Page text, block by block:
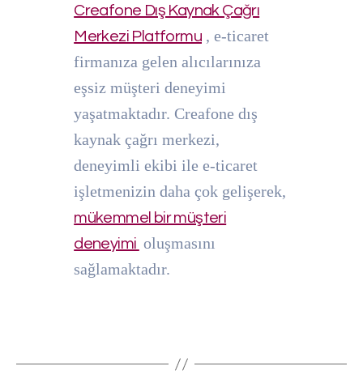
Creafone Dış Kaynak Çağrı
Merkezi Platformu , e-ticaret
firmanıza gelen alıcılarınıza
eşsiz müşteri deneyimi
yaşatmaktadır. Creafone dış
kaynak çağrı merkezi,
deneyimli ekibi ile e-ticaret
işletmenizin daha çok gelişerek,
mükemmel bir müşteri
deneyimi oluşmasını
sağlamaktadır.